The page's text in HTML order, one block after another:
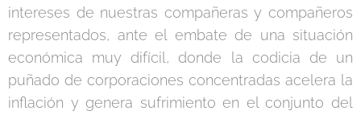
intereses de nuestras compañeras y compañeros
representados, ante el embate de una situación
económica muy difícil, donde la codicia de un
puñado de corporaciones concentradas acelera la
inflación y genera sufrimiento en el conjunto del